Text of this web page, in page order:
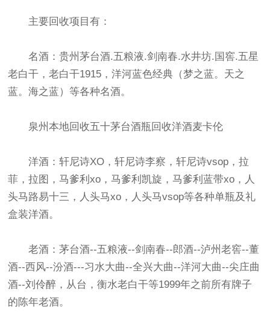
主要回收项目有：
名酒：贵州茅台酒.五粮液.剑南春.水井坊.国窖.五星
老白干，老白干1915，洋河蓝色经典（梦之蓝。天之
蓝。海之蓝）等各种名酒。
泉州本地回收五十茅台酒瓶回收洋酒麦卡伦
洋酒：轩尼诗XO，轩尼诗李察，轩尼诗vsop，拉
菲，拉图，马爹利xo，马爹利凯旋，马爹利蓝带xo，人
头马路易十三，人头马xo，人头马vsop等各种单瓶及礼
盒装洋酒。
老酒：茅台酒--五粮液--剑南春--郎酒--泸州老窖--董
酒--西风--汾酒---习水大曲--全兴大曲--洋河大曲--尖庄曲
酒--刘伶醉，从台，衡水老白干等1999年之前所有牌子
的陈年老酒。